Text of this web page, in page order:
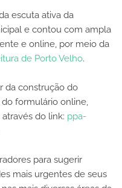
escuta ativa da
e contou com ampla
e online, por meio da
de Porto Velho.
da construção do
formulário online,
do link: ppa-
para sugerir
mais urgentes de seus